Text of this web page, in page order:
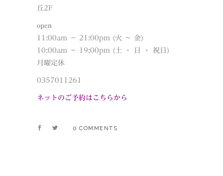
丘2F
open
11:00am 〜 21:00pm (火 〜 金)
10:00am 〜 19:00pm (土 ・ 日 ・ 祝日)
月曜定休
0357011261
ネットのご予約はこちらから
0 COMMENTS